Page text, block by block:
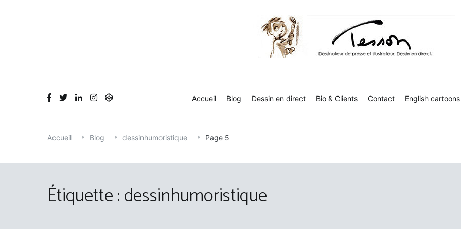
Accueil Blog Dessin en direct Bio & Clients Contact English cartoons
Accueil Blog dessinhumoristique Page 5
Étiquette :dessinhumoristique